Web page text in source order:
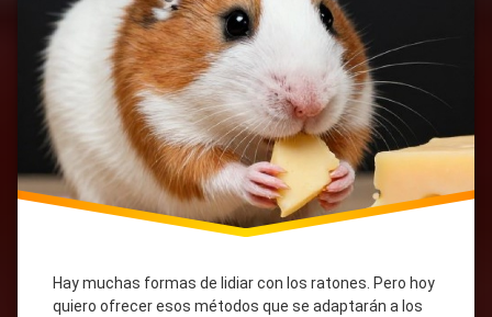
Hay muchas formas de lidiar con los ratones. Pero hoy
quiero ofrecer esos métodos que se adaptarán a los